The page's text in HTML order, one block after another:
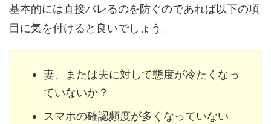
基本的には直接バレるのを防ぐのであれば以下の項
目に気を付けると良いでしょう。
妻、または夫に対して態度が冷たくなっ
ていないか？
スマホの確認頻度が多くなっていない